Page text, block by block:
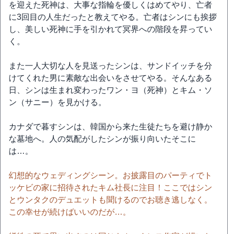
を迎えた死神は、大事な指輪を優しくはめてやり、亡者
に3回目の人生だったと教えてやる。亡者はシンにも挨拶
し、美しい死神に手を引かれて冥界への階段を昇ってい
く。
また一人大切な人を見送ったシンは、サンドイッチを分
けてくれた男に素敵な出会いをさせてやる。そんなある
日、シンは生まれ変わったワン・ヨ（死神）とキム・ソ
ン（サニー）を見かける。
カナダで暮すシンは、韓国から来た生徒たちを避け静か
な墓地へ。人の気配がしたシンが振り向いたそこに
は…。
幻想的なウェディングシーン。お披露目のパーティでト
ッケビの家に招待されたキム社長に注目！ここではシン
とウンタクのデュエットも聞けるのでお聴き逃しなく。
この幸せが続けばいいのだが…。